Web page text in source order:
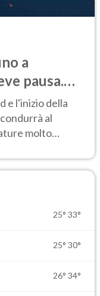
a
pausa.
e l'inizio della
al
molto
25° 33°
25° 30°
26° 34°